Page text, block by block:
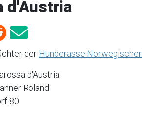
d'Austria
der Hunderasse Norwegischer
d'Austria
Roland
80